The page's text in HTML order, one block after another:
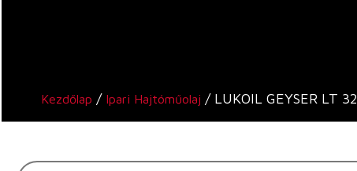
Kezdőlap / Ipari Hajtóműolaj / LUKOIL GEYSER LT 32